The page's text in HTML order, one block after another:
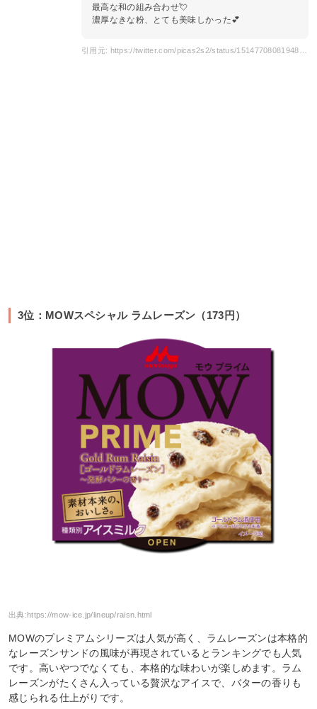
最高な和の組み合わせ💘
濃厚なきな粉、とても美味しかった💕
3位：MOWスペシャル ラムレーズン（173円）
出典:https://mow-ice.jp/lineup/raisn.html
MOWのプレミアムシリーズは人気が高く、ラムレーズンは本格的
なレーズンサンドの風味が再現されているとランキングでも人気
です。高いやつでなくても、本格的な味わいが楽しめます。ラム
レーズンがたくさん入っている贅沢なアイスで、バターの香りも
感じられる仕上がりです。